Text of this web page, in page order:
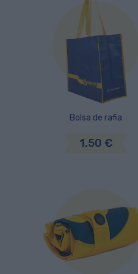
Bolsa de rafia
1,50 €